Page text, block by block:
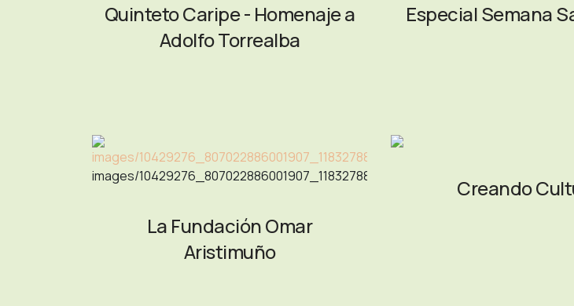
Quinteto Caripe - Homenaje a
Adolfo Torrealba
Especial Semana
images/10429276_807022886001907_1183278836220158498_n.jpg
La Fundación Omar
Aristimuño
Creando